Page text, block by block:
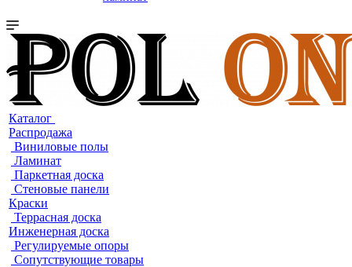
Каталог
Распродажа
Виниловые полы
Ламинат
Паркетная доска
Стеновые панели
Краски
Террасная доска
Инженерная доска
Регулируемые опоры
Сопутствующие товары